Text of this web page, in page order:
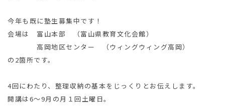
今年も既に塾生募集中です！
会場は 富山本部 （富山県教育文化会館）
高岡地区センター （ウィングウィング高岡）
の2箇所です。
4回にわたり、整理収納の基本をじっくりとお伝えします。
開講は6～9月の月１回土曜日。